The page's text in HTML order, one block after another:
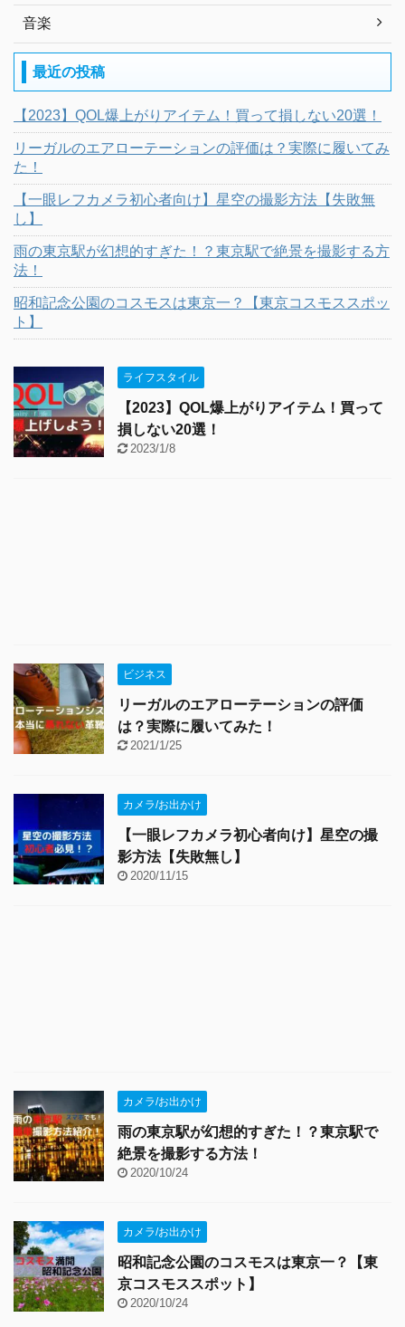
音楽
最近の投稿
【2023】QOL爆上がりアイテム！買って損しない20選！
リーガルのエアローテーションの評価は？実際に履いてみ
た！
【一眼レフカメラ初心者向け】星空の撮影方法【失敗無
し】
雨の東京駅が幻想的すぎた！？東京駅で絶景を撮影する方
法！
昭和記念公園のコスモスは東京一？【東京コスモススポッ
ト】
ライフスタイル
【2023】QOL爆上がりアイテム！買って
損しない20選！
2023/1/8
ビジネス
リーガルのエアローテーションの評価
は？実際に履いてみた！
2021/1/25
カメラ/お出かけ
【一眼レフカメラ初心者向け】星空の撮
影方法【失敗無し】
2020/11/15
カメラ/お出かけ
雨の東京駅が幻想的すぎた！？東京駅で
絶景を撮影する方法！
2020/10/24
カメラ/お出かけ
昭和記念公園のコスモスは東京一？【東
京コスモススポット】
2020/10/24